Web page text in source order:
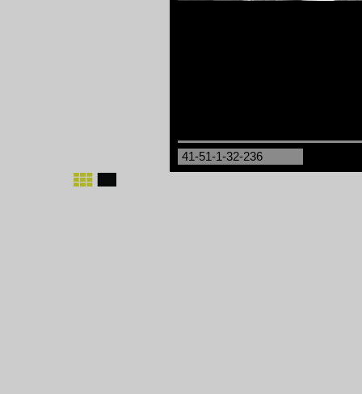
41-51-1-32-236